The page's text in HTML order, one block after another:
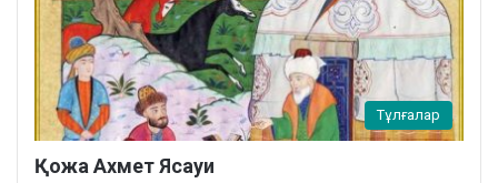
Тұлғалар
Қожа Ахмет Ясауи